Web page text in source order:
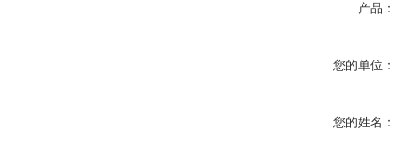
产品：
您的单位：
您的姓名：